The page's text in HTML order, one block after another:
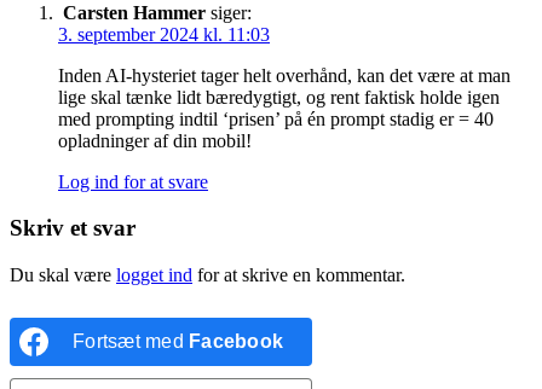
Carsten Hammer siger:
3. september 2024 kl. 11:03
Inden AI-hysteriet tager helt overhånd, kan det være at man
lige skal tænke lidt bæredygtigt, og rent faktisk holde igen
med prompting indtil ‘prisen’ på én prompt stadig er = 40
opladninger af din mobil!
Log ind for at svare
Skriv et svar
Du skal være logget ind for at skrive en kommentar.
Fortsæt med Facebook